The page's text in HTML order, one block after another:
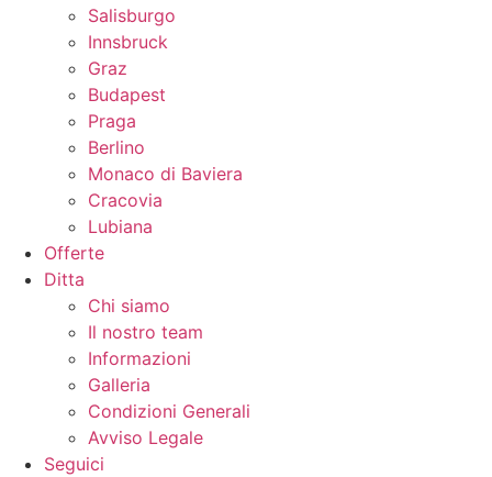
Salisburgo
Innsbruck
Graz
Budapest
Praga
Berlino
Monaco di Baviera
Cracovia
Lubiana
Offerte
Ditta
Chi siamo
Il nostro team
Informazioni
Galleria
Condizioni Generali
Avviso Legale
Seguici